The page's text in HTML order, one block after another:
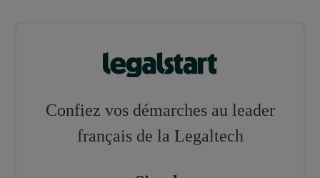
Confiez vos démarches au leader
français de la Legaltech